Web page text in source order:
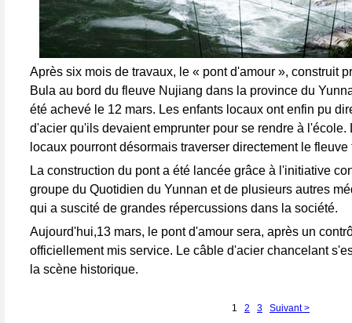
Après six mois de travaux, le « pont d'amour », construit
Bula au bord du fleuve Nujiang dans la province du
été achevé le 12 mars. Les enfants locaux ont enfin pu
d'acier qu'ils devaient emprunter pour se rendre à l'école.
locaux pourront désormais traverser directement le fleuve
La construction du pont a été lancée grâce à l'initiative
groupe du Quotidien du Yunnan et de plusieurs autres
qui a suscité de grandes répercussions dans la société.
Aujourd'hui,13 mars, le pont d'amour sera, après un
officiellement mis service. Le câble d'acier chancelant
la scène historique.
1 2 3 Suivant >